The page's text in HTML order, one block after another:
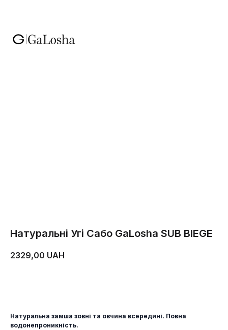
Натуральні Угі Сабо GaLosha SUB BIEGE
2329,00 UAH
Натуральна замша зовні та овчина всередині. Повна
водонепроникність.